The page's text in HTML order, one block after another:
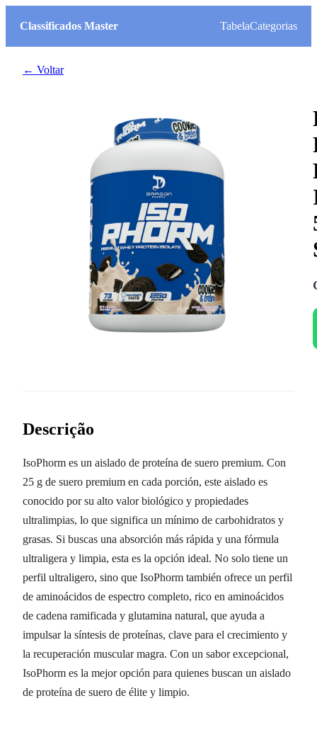
Classificados Master TabelaCategorias
← Voltar
Descrição
IsoPhorm es un aislado de proteína de suero premium. Con
25 g de suero premium en cada porción, este aislado es
conocido por su alto valor biológico y propiedades
ultralimpias, lo que significa un mínimo de carbohidratos y
grasas. Si buscas una absorción más rápida y una fórmula
ultraligera y limpia, esta es la opción ideal. No solo tiene un
perfil ultraligero, sino que IsoPhorm también ofrece un perfil
de aminoácidos de espectro completo, rico en aminoácidos
de cadena ramificada y glutamina natural, que ayuda a
impulsar la síntesis de proteínas, clave para el crecimiento y
la recuperación muscular magra. Con un sabor excepcional,
IsoPhorm es la mejor opción para quienes buscan un aislado
de proteína de suero de élite y limpio.